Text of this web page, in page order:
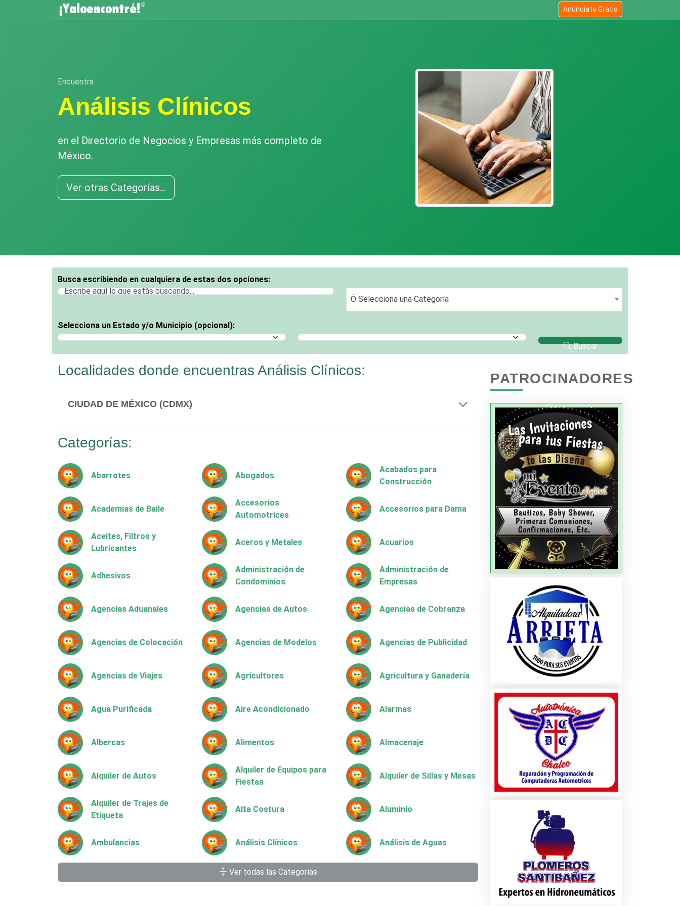
Anúnciate Gratis
Encuentra
Análisis Clínicos
en el Directorio de Negocios y Empresas más completo de
México.
Ver otras Categorías...
Busca escribiendo en cualquiera de estas dos opciones:
Ó Selecciona una Categoría
Ó Selecciona una Categoría
Selecciona un Estado y/o Municipio (opcional):
Selecciona un Estado
Selecciona un Municipio
Buscar
Localidades donde encuentras Análisis Clínicos:
CIUDAD DE MÉXICO (CDMX)
Categorías:
Abarrotes Abogados
Acabados para
Construcción
Academias de Baile
Accesorios
Automotrices
Accesorios para Dama
Aceites, Filtros y
Lubricantes
Aceros y Metales Acuarios
Adhesivos
Administración de
Condominios
Administración de
Empresas
Agencias Aduanales Agencias de Autos Agencias de Cobranza
Agencias de Colocación Agencias de Modelos Agencias de Publicidad
Agencias de Viajes Agricultores Agricultura y Ganadería
Agua Purificada Aire Acondicionado Alarmas
Albercas Alimentos Almacenaje
Alquiler de Autos
Alquiler de Equipos para
Fiestas
Alquiler de Sillas y Mesas
Alquiler de Trajes de
Etiqueta
Alta Costura Aluminio
Ambulancias Análisis Clínicos Análisis de Aguas
Aparatos y Equipos
Eléctricos
Ver todas las Categorías
PATROCINADORES